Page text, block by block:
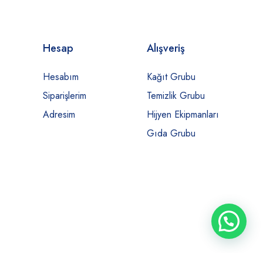
Hesap
Hesabım
Siparişlerim
Adresim
Alışveriş
Kağıt Grubu
Temizlik Grubu
Hijyen Ekipmanları
Gıda Grubu